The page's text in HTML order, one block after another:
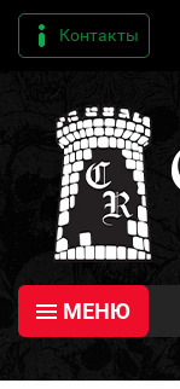
Контакты
МЕНЮ